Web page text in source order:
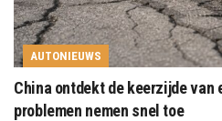
AUTONIEUWS
China ontdekt de keerzijde van
problemen nemen snel toe